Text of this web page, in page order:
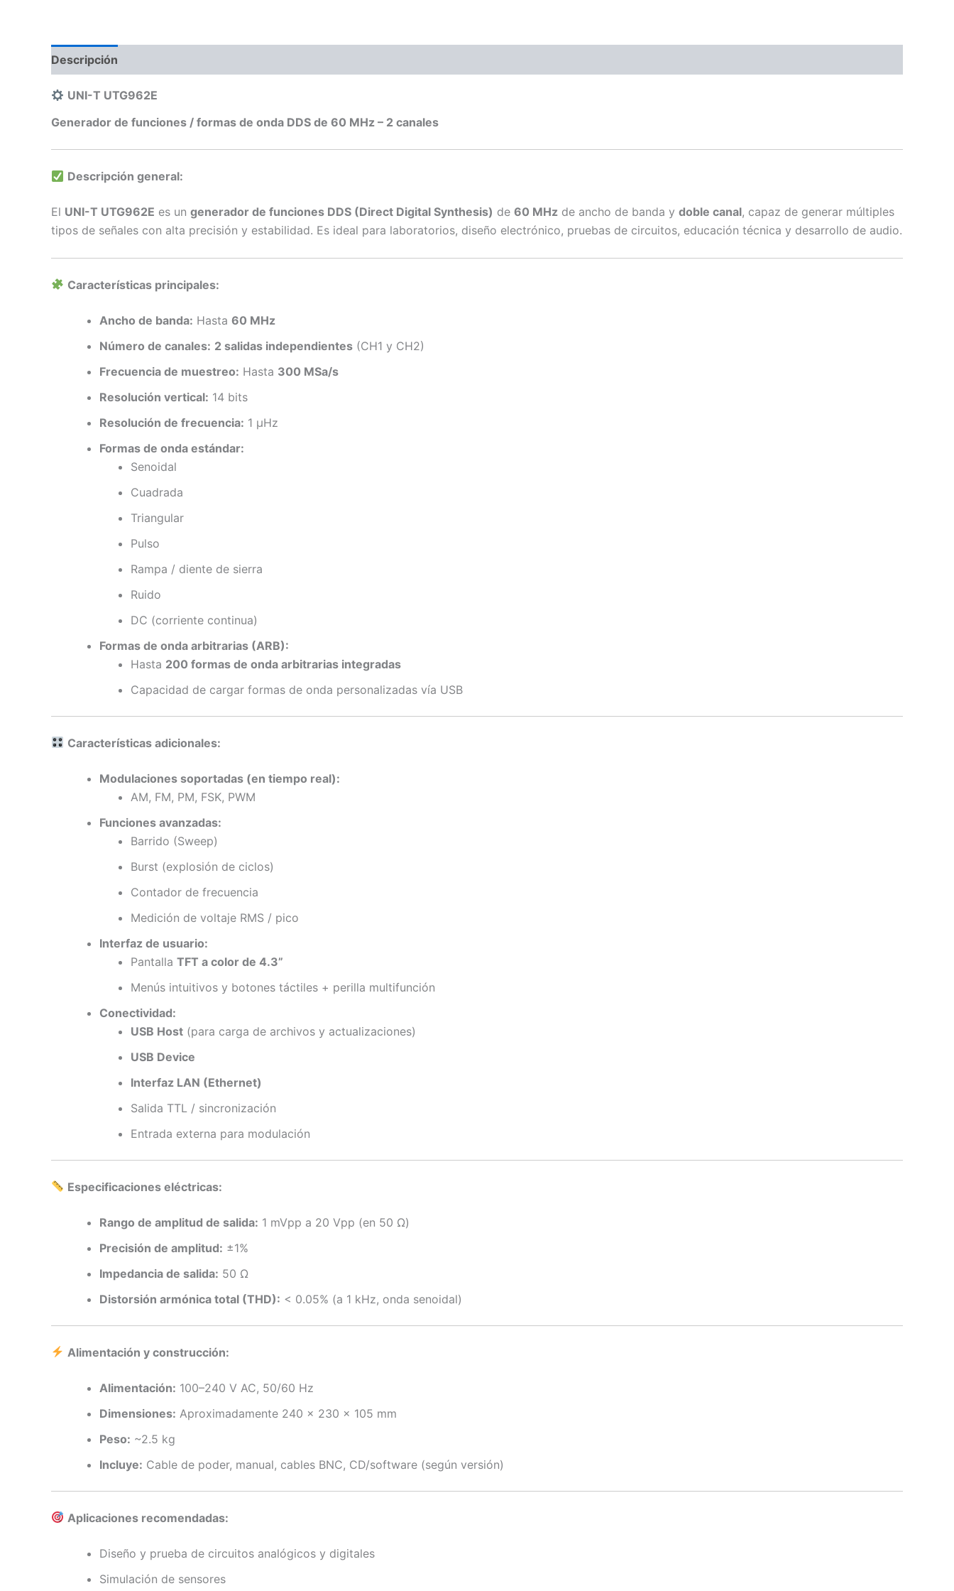
Descripción
UNI-T UTG962E
Generador de funciones / formas de onda DDS de 60 MHz – 2 canales
Descripción general:
El UNI-T UTG962E es un generador de funciones DDS (Direct Digital Synthesis) de 60 MHz de ancho de banda y doble canal, capaz de generar múltiples
tipos de señales con alta precisión y estabilidad. Es ideal para laboratorios, diseño electrónico, pruebas de circuitos, educación técnica y desarrollo de audio.
Características principales:
Ancho de banda: Hasta 60 MHz
Número de canales: 2 salidas independientes (CH1 y CH2)
Frecuencia de muestreo: Hasta 300 MSa/s
Resolución vertical: 14 bits
Resolución de frecuencia: 1 μHz
Formas de onda estándar:
Senoidal
Cuadrada
Triangular
Pulso
Rampa / diente de sierra
Ruido
DC (corriente continua)
Formas de onda arbitrarias (ARB):
Hasta 200 formas de onda arbitrarias integradas
Capacidad de cargar formas de onda personalizadas vía USB
Características adicionales:
Modulaciones soportadas (en tiempo real):
AM, FM, PM, FSK, PWM
Funciones avanzadas:
Barrido (Sweep)
Burst (explosión de ciclos)
Contador de frecuencia
Medición de voltaje RMS / pico
Interfaz de usuario:
Pantalla TFT a color de 4.3”
Menús intuitivos y botones táctiles + perilla multifunción
Conectividad:
USB Host (para carga de archivos y actualizaciones)
USB Device
Interfaz LAN (Ethernet)
Salida TTL / sincronización
Entrada externa para modulación
Especificaciones eléctricas:
Rango de amplitud de salida: 1 mVpp a 20 Vpp (en 50 Ω)
Precisión de amplitud: ±1%
Impedancia de salida: 50 Ω
Distorsión armónica total (THD): < 0.05% (a 1 kHz, onda senoidal)
Alimentación y construcción:
Alimentación: 100–240 V AC, 50/60 Hz
Dimensiones: Aproximadamente 240 × 230 × 105 mm
Peso: ~2.5 kg
Incluye: Cable de poder, manual, cables BNC, CD/software (según versión)
Aplicaciones recomendadas:
Diseño y prueba de circuitos analógicos y digitales
Simulación de sensores